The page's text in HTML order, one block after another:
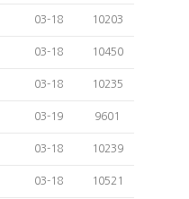
03-18 10203
03-18 10450
03-18 10235
03-19 9601
03-18 10239
03-18 10521